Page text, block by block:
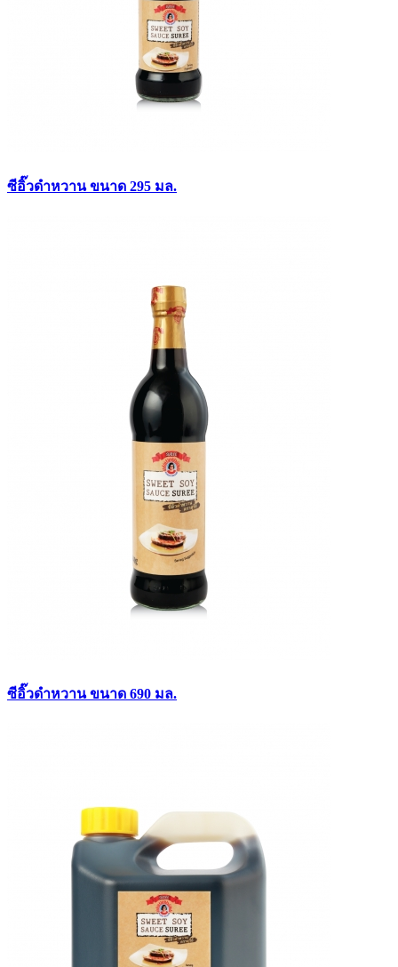
ซีอิ๊วดำหวาน ขนาด 295 มล.
ซีอิ๊วดำหวาน ขนาด 690 มล.